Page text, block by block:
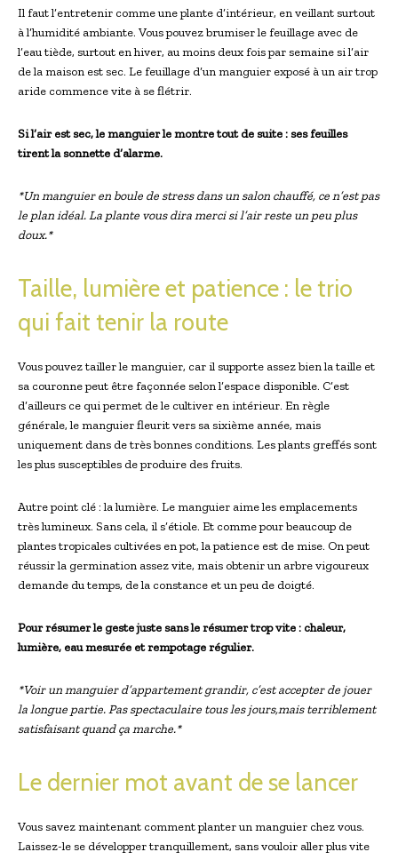
Il faut l’entretenir comme une plante d’intérieur, en veillant surtout
à l’humidité ambiante. Vous pouvez brumiser le feuillage avec de
l’eau tiède, surtout en hiver, au moins deux fois par semaine si l’air
de la maison est sec. Le feuillage d’un manguier exposé à un air trop
aride commence vite à se flétrir.
Si l’air est sec, le manguier le montre tout de suite : ses feuilles
tirent la sonnette d’alarme.
*Un manguier en boule de stress dans un salon chauffé, ce n’est pas
le plan idéal. La plante vous dira merci si l’air reste un peu plus
doux.*
Taille, lumière et patience : le trio
qui fait tenir la route
Vous pouvez tailler le manguier, car il supporte assez bien la taille et
sa couronne peut être façonnée selon l’espace disponible. C’est
d’ailleurs ce qui permet de le cultiver en intérieur. En règle
générale, le manguier fleurit vers sa sixième année, mais
uniquement dans de très bonnes conditions. Les plants greffés sont
les plus susceptibles de produire des fruits.
Autre point clé : la lumière. Le manguier aime les emplacements
très lumineux. Sans cela, il s’étiole. Et comme pour beaucoup de
plantes tropicales cultivées en pot, la patience est de mise. On peut
réussir la germination assez vite, mais obtenir un arbre vigoureux
demande du temps, de la constance et un peu de doigté.
Pour résumer le geste juste sans le résumer trop vite : chaleur,
lumière, eau mesurée et rempotage régulier.
*Voir un manguier d’appartement grandir, c’est accepter de jouer
la longue partie. Pas spectaculaire tous les jours,mais terriblement
satisfaisant quand ça marche.*
Le dernier mot avant de se lancer
Vous savez maintenant comment planter un manguier chez vous.
Laissez-le se développer tranquillement, sans vouloir aller plus vite